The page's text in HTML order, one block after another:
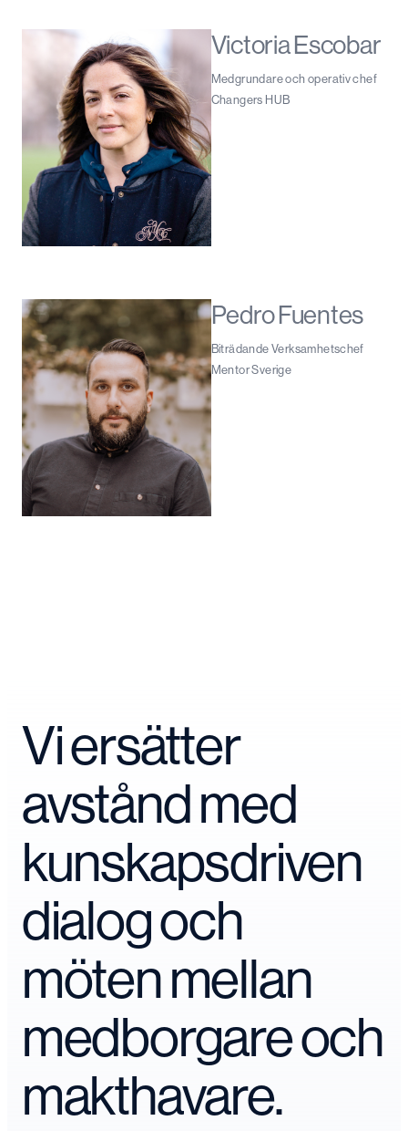
Victoria Escobar
Medgrundare och operativ chef
Changers HUB
Pedro Fuentes
Biträdande Verksamhetschef
Mentor Sverige
Vi ersätter
avstånd med
kunskapsdriven
dialog och
möten mellan
medborgare och
makthavare.